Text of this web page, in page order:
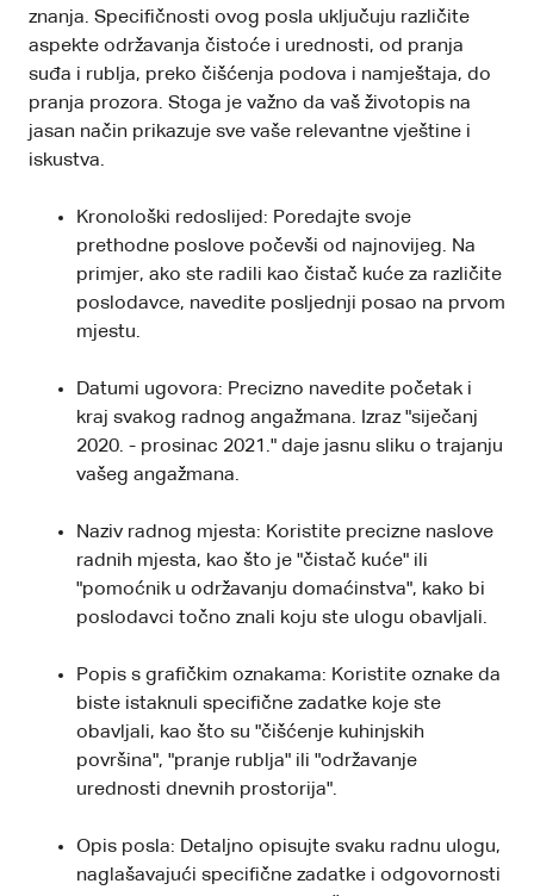
znanja. Specifičnosti ovog posla uključuju različite
aspekte održavanja čistoće i urednosti, od pranja
suđa i rublja, preko čišćenja podova i namještaja, do
pranja prozora. Stoga je važno da vaš životopis na
jasan način prikazuje sve vaše relevantne vještine i
iskustva.
Kronološki redoslijed: Poredajte svoje
prethodne poslove počevši od najnovijeg. Na
primjer, ako ste radili kao čistač kuće za različite
poslodavce, navedite posljednji posao na prvom
mjestu.
Datumi ugovora: Precizno navedite početak i
kraj svakog radnog angažmana. Izraz "siječanj
2020. - prosinac 2021." daje jasnu sliku o trajanju
vašeg angažmana.
Naziv radnog mjesta: Koristite precizne naslove
radnih mjesta, kao što je "čistač kuće" ili
"pomoćnik u održavanju domaćinstva", kako bi
poslodavci točno znali koju ste ulogu obavljali.
Popis s grafičkim oznakama: Koristite oznake da
biste istaknuli specifične zadatke koje ste
obavljali, kao što su "čišćenje kuhinjskih
površina", "pranje rublja" ili "održavanje
urednosti dnevnih prostorija".
Opis posla: Detaljno opisujte svaku radnu ulogu,
naglašavajući specifične zadatke i odgovornosti